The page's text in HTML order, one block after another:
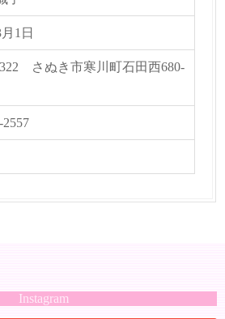
1日
さぬき市寒川町石田西680-
2557
Instagram